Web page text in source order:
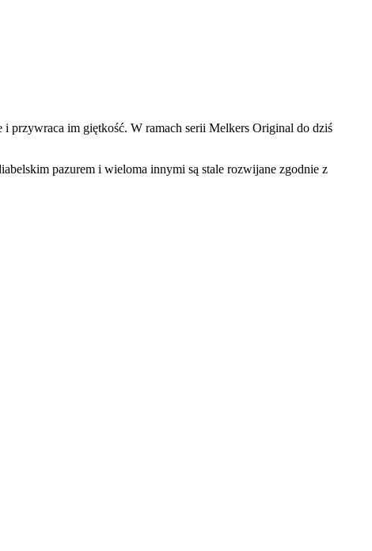
i przywraca im giętkość. W ramach serii Melkers Original do dziś
pazurem i wieloma innymi są stale rozwijane zgodnie z